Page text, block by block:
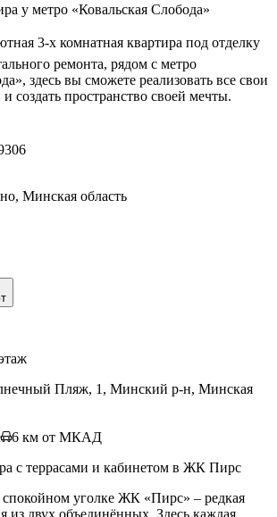
у метро «Ковальская Слобода»
3-х комнатная квартира под отделку
ремонта, рядом с метро
здесь вы сможете реализовать все свои
создать пространство своей мечты.
Минская область
Пляж, 1, Минский р-н, Минская
6 км от МКАД
с террасами и кабинетом в ЖК Пирс
уголке ЖК «Пирс» – редкая
из двух объединённых. Здесь каждая